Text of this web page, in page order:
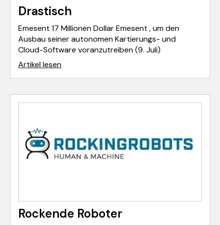
Drastisch
Emesent 17 Millionen Dollar Emesent , um den
Ausbau seiner autonomen Kartierungs- und
Cloud-Software voranzutreiben (9. Juli)
Artikel lesen
Rockende Roboter